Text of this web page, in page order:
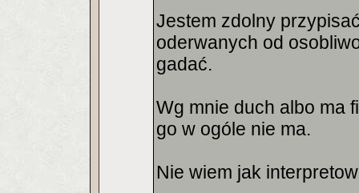
Jestem zdolny
oderwanych od
gadać.
Wg mnie duch albo ma
go w ogóle nie ma.
Nie wiem jak